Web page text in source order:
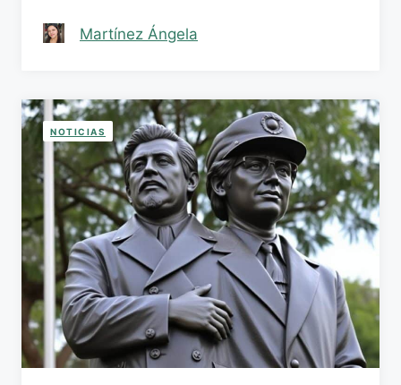
Martínez Ángela
NOTICIAS